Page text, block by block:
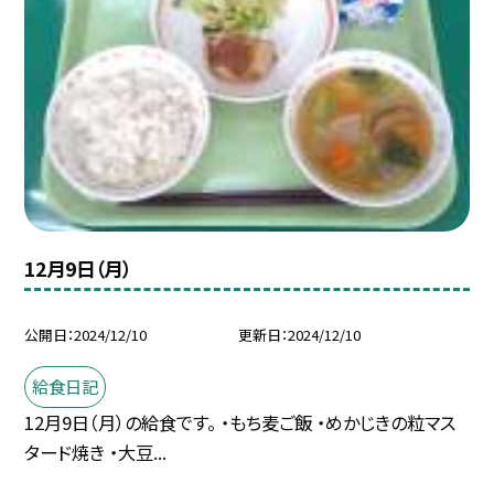
12月9日（月）
公開日 2024/12/10 更新日 2024/12/10
給食日記
12月9日（月）の給食です。 ・もち麦ご飯 ・めかじきの粒マス
タード焼き ・大豆...